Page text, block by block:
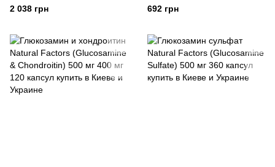
2 038 грн 692 грн